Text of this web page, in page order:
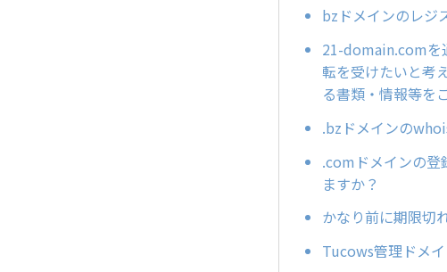
bzドメインのレジ
21-domain.comを
転を受けたいと考
る書類・情報等を
.bzドメインの
.comドメインの登
ますか？
かなり前に期限切
Tucows管理ドメ